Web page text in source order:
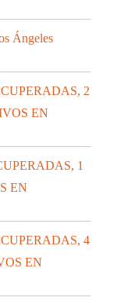
Ángeles
2
EN
1
EN
4
EN